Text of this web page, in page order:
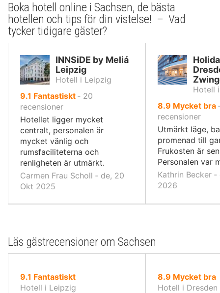
Boka hotell online i Sachsen, de bästa
hotellen och tips för din vistelse! – Vad
tycker tidigare gäster?
INNSiDE by Meliá
Leipzig
Hotell i Leipzig
9.1 av
10,
Fantastiskt ‐ 20
recensioner
Hotellet ligger mycket
centralt, personalen är
mycket vänlig och
rumsfaciliteterna och
renligheten är utmärkt.
Carmen Frau Scholl ‐ de, 20
Okt 2025
Hotell
8.9 av
10,
Mycket bra
recensioner
Utmärkt läge,
promenad till
Frukosten är
Personalen var
Kathrin Becker
2026
Läs gästrecensioner om Sachsen
9.1 av
10,
Fantastiskt
Hotell i Leipzig
8.9 av
10,
Mycket bra
Hotell i Dresden